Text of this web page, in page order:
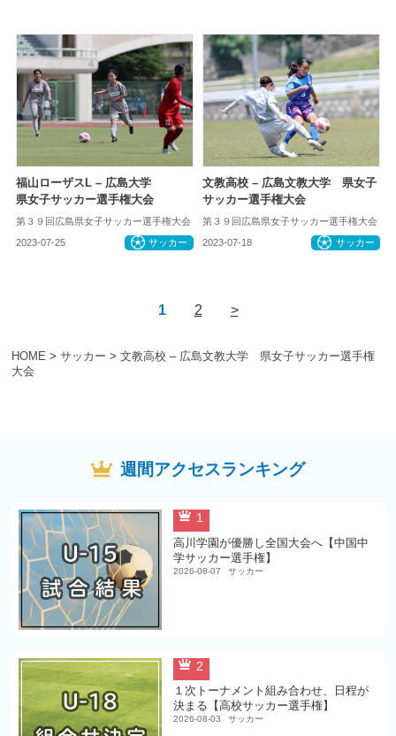
HOME > サッカー > 文教高校 – 広島文教大学 県女子サッカー選手権
大会
福山ローザスL – 広島大学
県女子サッカー選手権大会
第３９回広島県女子サッカー選手権大会
2023-07-25 サッカー
文教高校 – 広島文教大学 県女子
サッカー選手権大会
第３９回広島県女子サッカー選手権大会
2023-07-18 サッカー
1 2 >
週間アクセスランキング
1
高川学園が優勝し全国大会へ【中国中
学サッカー選手権】
2026-08-07 サッカー
2
１次トーナメント組み合わせ、日程が
決まる【高校サッカー選手権】
2026-08-03 サッカー